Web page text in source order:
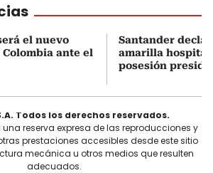
el nuevo
ante el
Santander
amarilla
posesión
Todos los derechos reservados.
una reserva expresa de las reproducciones y
prestaciones accesibles desde este sitio
mecánica u otros medios que resulten
adecuados.